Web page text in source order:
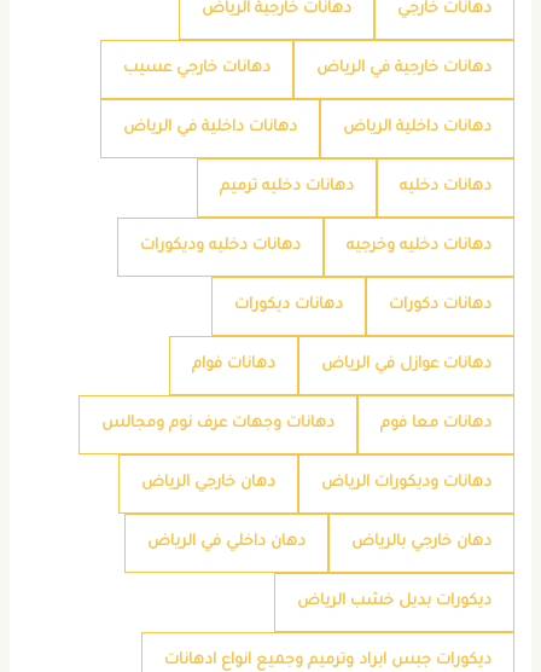
دهانات خارجي دهانات خارجية الرياض
دهانات خارجية في الرياض دهانات خارجي عسيب
دهانات داخلية الرياض دهانات داخلية في الرياض
دهانات دخليه دهانات دخليه ترميم
دهانات دخليه وخرجيه دهانات دخليه وديكورات
دهانات دكورات دهانات ديكورات
دهانات عوازل في الرياض دهانات فوام
دهانات معا فوم دهانات وجهات عرف نوم ومجالس
دهانات وديكورات الرياض دهان خارجي الرياض
دهان خارجي بالرياض دهان داخلي في الرياض
ديكورات بديل خشب الرياض
ديكورات جبس ابراد وترميم وجميع انواع ادهانات